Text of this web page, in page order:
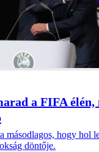
a FIFA élén,
másodlagos, hogy hol
döntője.